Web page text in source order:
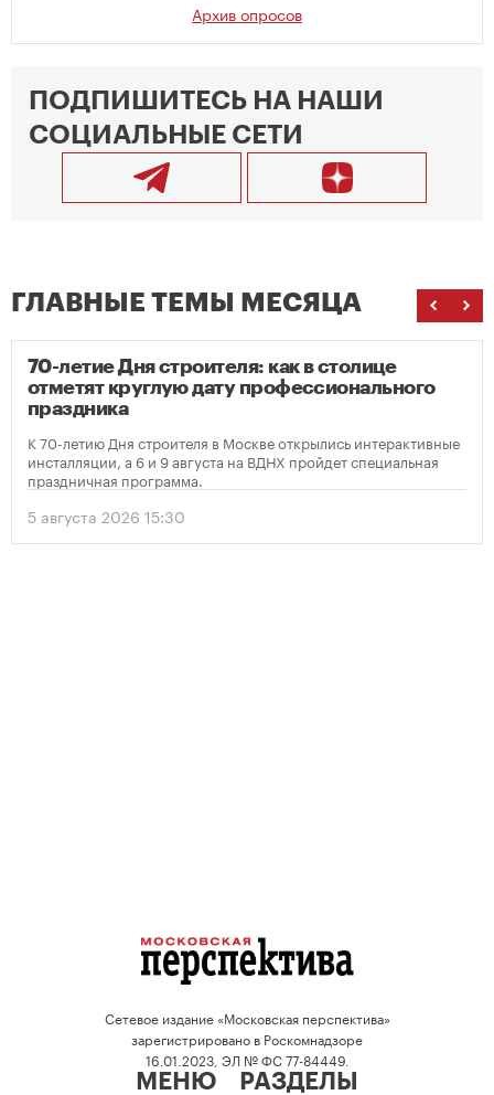
Архив опросов
ПОДПИШИТЕСЬ НА НАШИ
СОЦИАЛЬНЫЕ СЕТИ
ГЛАВНЫЕ ТЕМЫ МЕСЯЦА
70-летие Дня строителя: как в столице
отметят круглую дату профессионального
праздника
К 70-летию Дня строителя в Москве открылись интерактивные
инсталляции, а 6 и 9 августа на ВДНХ пройдет специальная
праздничная программа.
5 августа 2026 15:30
Сетевое издание «Московская перспектива»
зарегистрировано в Роскомнадзоре
16.01.2023, ЭЛ № ФС 77-84449.
МЕНЮ РАЗДЕЛЫ